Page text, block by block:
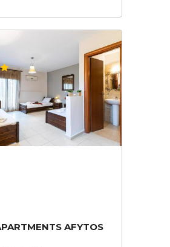
AFYTOS